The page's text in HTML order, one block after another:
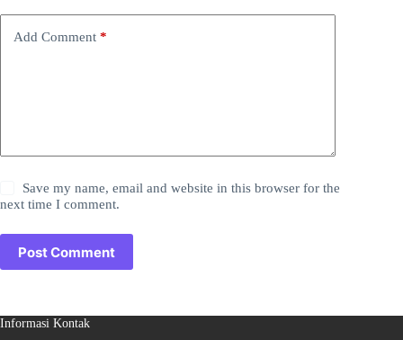
Add Comment *
Save my name, email and website in this browser for the
next time I comment.
Post Comment
Informasi Kontak